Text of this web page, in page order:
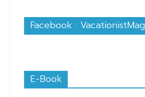
Facebook : VacationistMag
E-Book